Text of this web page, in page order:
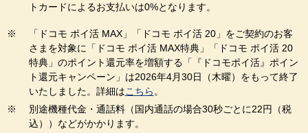
トカードによるお支払いは0%となります。
「ドコモ ポイ活 MAX」「ドコモ ポイ活 20」をご契約のお客
さまを対象に「ドコモ ポイ活 MAX特典」「ドコモ ポイ活 20
特典」のポイント還元率を増額する「『ドコモポイ活』ポイン
ト還元キャンペーン」は2026年4月30日（木曜）をもって終了
いたしました。詳細はこちら 。
別途機種代金・通話料（国内通話の場合30秒ごとに22円（税
込））などがかかります。